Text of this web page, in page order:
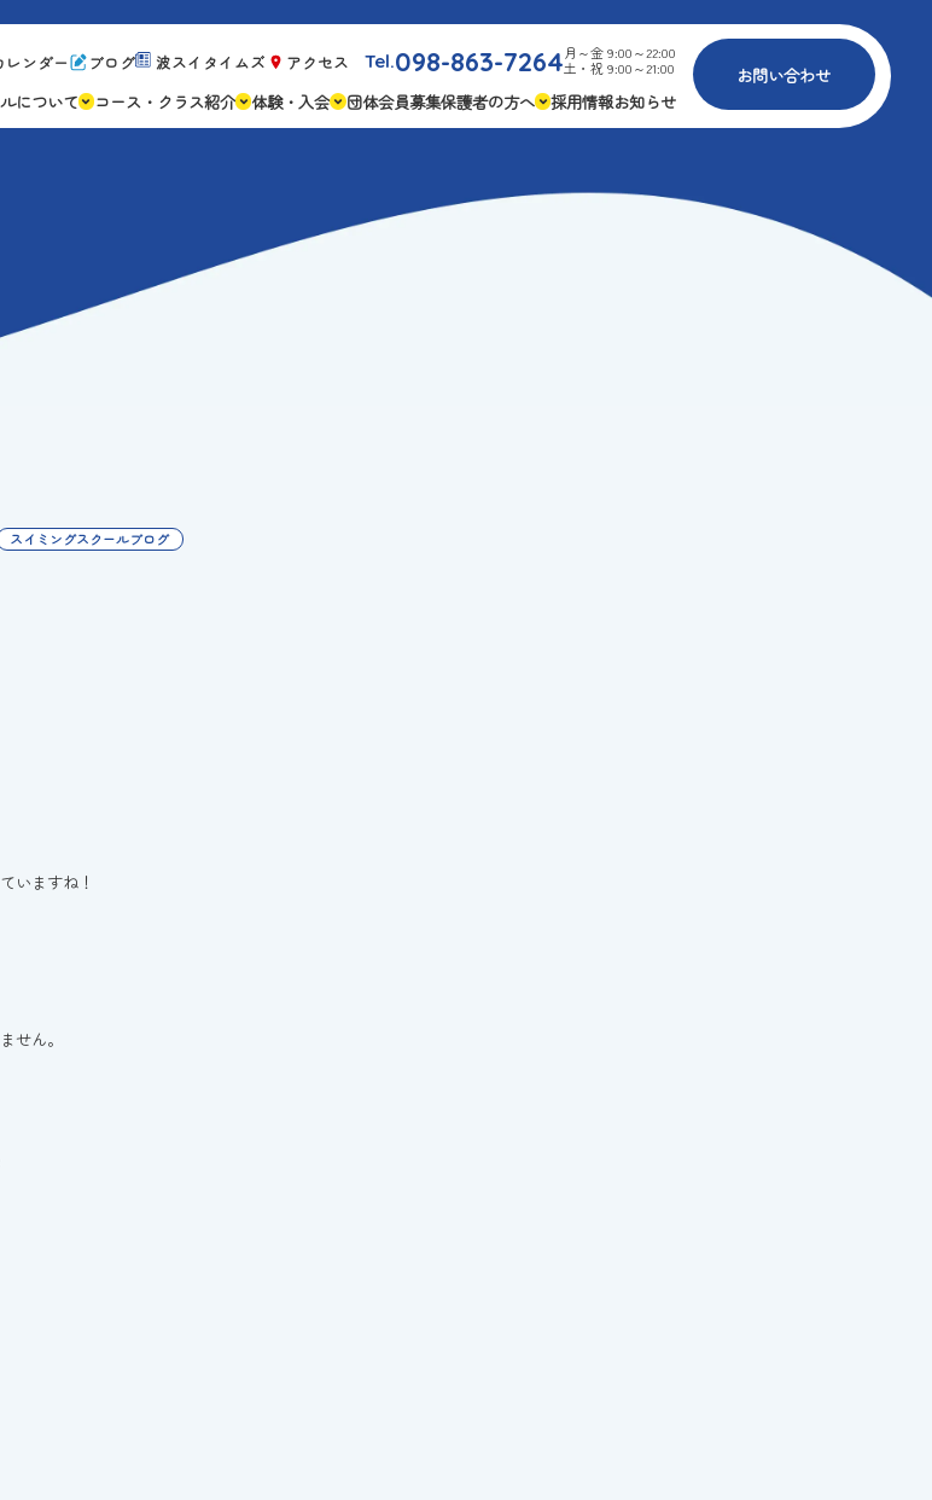
レンダー ブログ 波スイタイムズ アクセス Tel.098-863-7264月～金 9:00～22:00
土・祝 9:00～21:00
お問い合わせ
について
コース・クラス紹介 体験・入会
キャンペーン情報
よくある質問
団体会員募集保護者の方へ
ゴールデンエイジ
採用情報お知らせ
スイミングスクールブログ
いますね！
せん。